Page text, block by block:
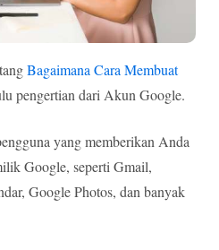
Bagaimana Cara Membuat
pengertian dari Akun Google.
yang memberikan Anda
Google, seperti Gmail,
Google Photos, dan banyak